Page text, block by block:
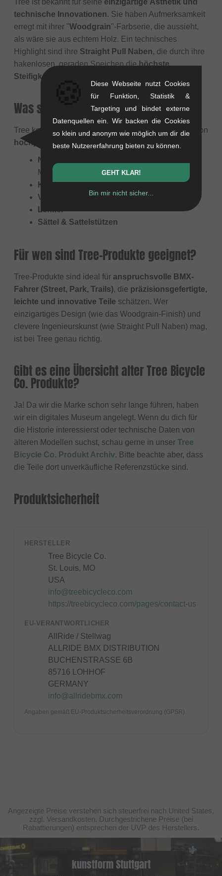
Tree ist bekannt für seine einzigartige Ästhetik und
technische Innovationen. Sie haben Aufmerksamkeit
erregt mit ihrer "Woodgrain"-Farbserie, die aussieht,
als wäre sie aus echtem Holz. Ein technisches
Highlight sind ihre Straight Pull Naben, die durch ihre
hakenlosen, geraden Speichen diehöchste
Steifigkeit
Was stellt Tree hauptsächlich her?
Tree konzentriert sich auf eine ausgewählte Palette von
hochpräzisen BMX-Komponenten
, darunter:
Naben:
Modelle)
Kettenblätter:(Oft CNC-gefräst und leicht)
Vorbauten
Lenker
Sättel & Sattelstützen
Für wen sind Tree-Produkte geeignet?
Tree-Produkte sind ideal für anspruchsvolle BMX-
Fahrer (Street, Park, Trails), die präzisionsgefertigte,
leichte und innovative Teile schätzen. Wer
einzigartiges Design (wie das Woodgrain-Finish) und
clevere Ingenieurskunst (wie Straight Pull Naben) mag,
ist bei Tree genau richtig.
Gibt es eine Übersicht alter Tree Bicycle
Co. Produkte?
Ja! Da wir die Marke schon sehr lange führen, haben
wir ein digitales Museum angelegt. Wenn du dich für
die Historie interessierst oder technische Daten von
älteren Modellen suchst, schau gerne in unser Tree
Bicycle Co. Produkt Archiv. Bitte beachte aber, dass
die Teile dort unverkäufliche Referenzstücke sind.
Produktsicherheit
HERSTELLER
Tree Bicycle Co.
St. Louis, MO
USA
info@treebicycleco.com
https://treebicycleco.com/pages/contact-us
EU-VERANTWORTLICHER
AllRide / Stellwag
ALLRIDE BMX DISTRIBUTION
BUCHENSTRASSE 6B
85716 LOHHOF
GERMANY
info@allridebmx.com
Angaben gemäß EU-Produktsicherheitsverordnung (GPSR).
Angezeigte Preise verstehen sich steuerfrei nach United States,
zzgl. Versandkosten. Durchgestrichene Preise (bei
Rabattierungen) entsprechen der UVP des Herstellers.
kunstform Stuttgart
Diese Webseite nutzt Cookies
für Funktion, Statistik &
Targeting und bindet externe
Datenquellen ein. Wir backen die Cookies
so klein und anonym wie möglich um dir die
beste Nutzererfahrung bieten zu können.
GEHT KLAR!
Bin mir nicht sicher...